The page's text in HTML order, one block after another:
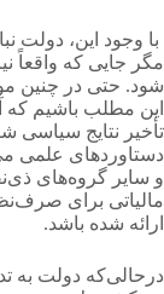
با وجود این، دولت
مگر جایی كه
شود. حتی در چنین
این مطلب باشیم كه
تأخیر نتایج
دستاوردهای علمی
و سایر گروه‌های
مالیاتی برای
ارائه شده باشد.
درحالی‌که دولت به